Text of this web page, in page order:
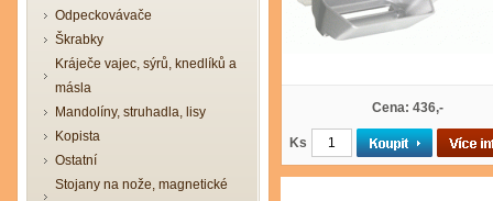
Odpeckovávače
Škrabky
Kráječe vajec, sýrů, knedlíků a
másla
Mandolíny, struhadla, lisy
Kopista
Ostatní
Stojany na nože, magnetické
Cena: 436,-
Ks